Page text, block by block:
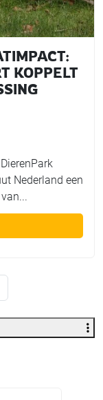
KOPPELT
Nederland een